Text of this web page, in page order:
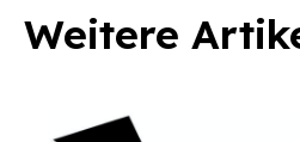
Weitere